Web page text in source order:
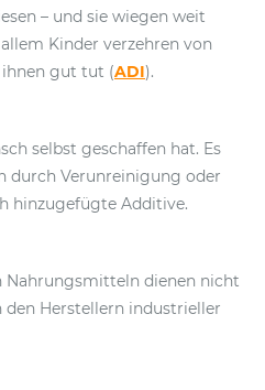
– und sie wiegen weit
Kinder verzehren von
ihnen gut tut (ADI).
selbst geschaffen hat. Es
durch Verunreinigung oder
hinzugefügte Additive.
Nahrungsmitteln dienen nicht
den Herstellern industrieller